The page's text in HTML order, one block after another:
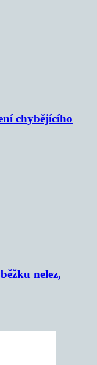
chybějícího
nelez,